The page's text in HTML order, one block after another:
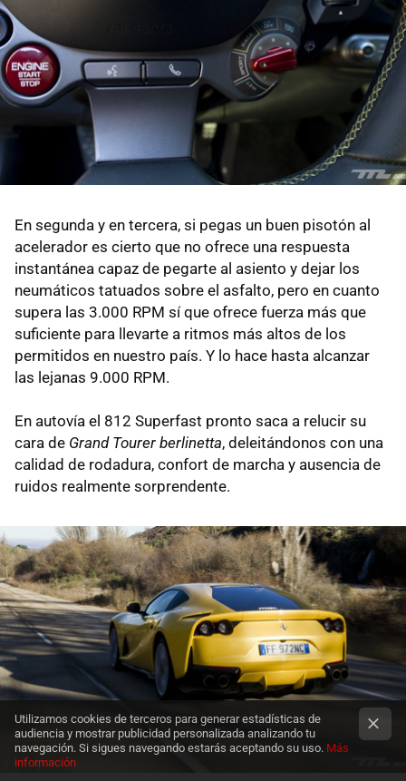
En segunda y en tercera, si pegas un buen pisotón al
acelerador es cierto que no ofrece una respuesta
instantánea capaz de pegarte al asiento y dejar los
neumáticos tatuados sobre el asfalto, pero en cuanto
supera las 3.000 RPM sí que ofrece fuerza más que
suficiente para llevarte a ritmos más altos de los
permitidos en nuestro país. Y lo hace hasta alcanzar
las lejanas 9.000 RPM.
En autovía el 812 Superfast pronto saca a relucir su
cara de Grand Tourer berlinetta, deleitándonos con una
calidad de rodadura, confort de marcha y ausencia de
ruidos realmente sorprendente.
Utilizamos cookies de terceros para generar estadísticas de
audiencia y mostrar publicidad personalizada analizando tu
navegación. Si sigues navegando estarás aceptando su uso. Más
información